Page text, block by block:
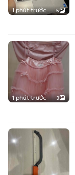
1 phút trước 5
1 phút trước 3